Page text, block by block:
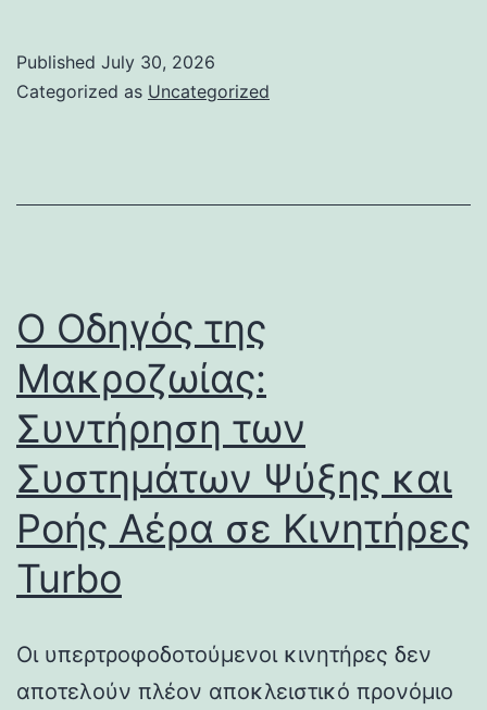
Published July 30, 2026
Categorized as Uncategorized
Ο Οδηγός της
Μακροζωίας:
Συντήρηση των
Συστημάτων Ψύξης και
Ροής Αέρα σε Κινητήρες
Turbo
Οι υπερτροφοδοτούμενοι κινητήρες δεν
αποτελούν πλέον αποκλειστικό προνόμιο